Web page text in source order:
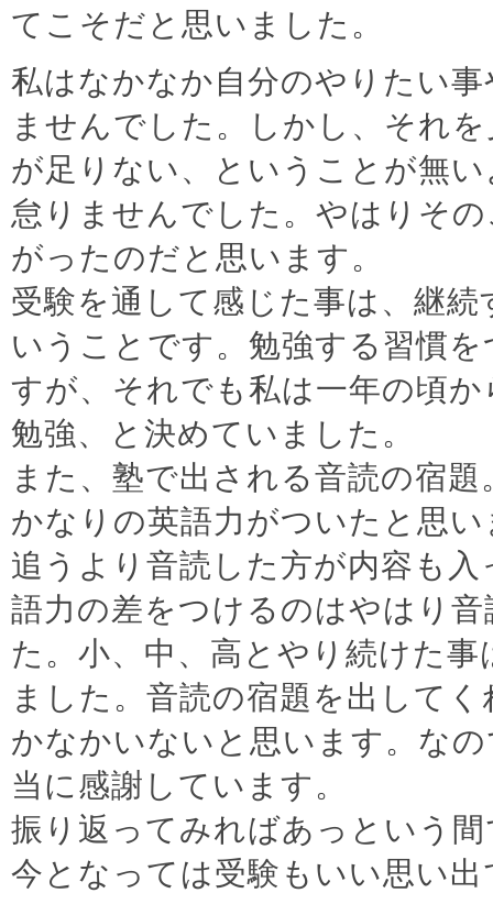
てこそだと思いました。
私はなかなか自分のやりたい
ませんでした。しかし、それ
が足りない、ということが無
怠りませんでした。やはりそ
がったのだと思います。
受験を通して感じた事は、継
いうことです。勉強する習慣
すが、それでも私は一年の頃
勉強、と決めていました。
また、塾で出される音読の宿
かなりの英語力がついたと思
追うより音読した方が内容も
語力の差をつけるのはやはり
た。小、中、高とやり続けた
ました。音読の宿題を出して
かなかいないと思います。な
当に感謝しています。
振り返ってみればあっという
今となっては受験もいい思い出